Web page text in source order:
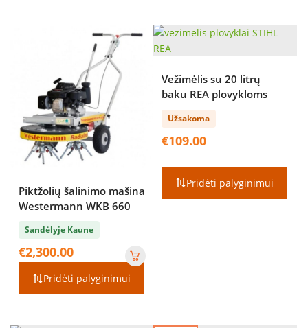
Piktžolių šalinimo mašina
Westermann WKB 660
Sandėlyje Kaune
€2,300.00
Pridėti palyginimui
Vežimėlis su 20 litrų
baku REA plovykloms
Užsakoma
€109.00
Pridėti palyginimui